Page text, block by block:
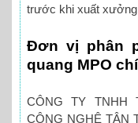
trước khi xuất
Đơn vị phân
quang MPO
CÔNG TY TNHH
CÔNG NGHỆ TÂN